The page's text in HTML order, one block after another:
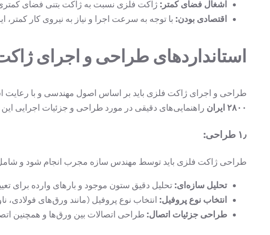
اشغال فضای کمتر: ژاکت فلزی نسبت به ژاکت بتنی فضای
اقتصادی بودن: با توجه به سرعت اجرا و نیاز به نیروی کار
استانداردهای طراحی و اجرای
طراحی و اجرای ژاکت فلزی باید بر اساس اصول مهندسی و با رعایت
۲۸۰۰ ایران
راهنمایی‌های دقیقی در مورد طراحی و جزئیات اجرایی
۱٫ طراحی:
طراحی ژاکت فلزی باید توسط مهندس سازه مجرب انجام شود و
تحلیل سازه‌ای: تحلیل دقیق ستون موجود و بارهای وارده برای
انتخاب نوع پروفیل: انتخاب نوع پروفیل (مانند ورق‌های
طراحی جزئیات اتصال: طراحی اتصالات بین ورق‌ها و همچنین